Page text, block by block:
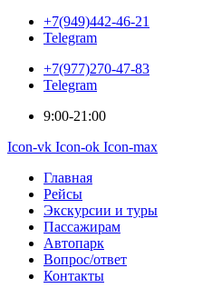
+7(949)442-46-21
Telegram
+7(977)270-47-83
Telegram
9:00-21:00
Icon-vk Icon-ok Icon-max
Главная
Рейсы
Экскурсии и туры
Пассажирам
Автопарк
Вопрос/ответ
Контакты